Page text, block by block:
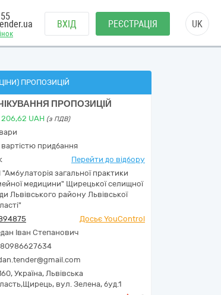
ВХІД РЕЄСТРАЦІЯ UK
ПРОПОЗИЦІЙ
ПРОПОЗИЦІЙ
206,62 UAH (з ПДВ)
придбання
Перейти до відбору
"Амбулаторія загальної практики
медицини" Щирецької селищної
Львівського району Львівської
Досьє YouControl
Іван Степанович
Україна, Львівська
Щирець, вул. Зелена, буд.1